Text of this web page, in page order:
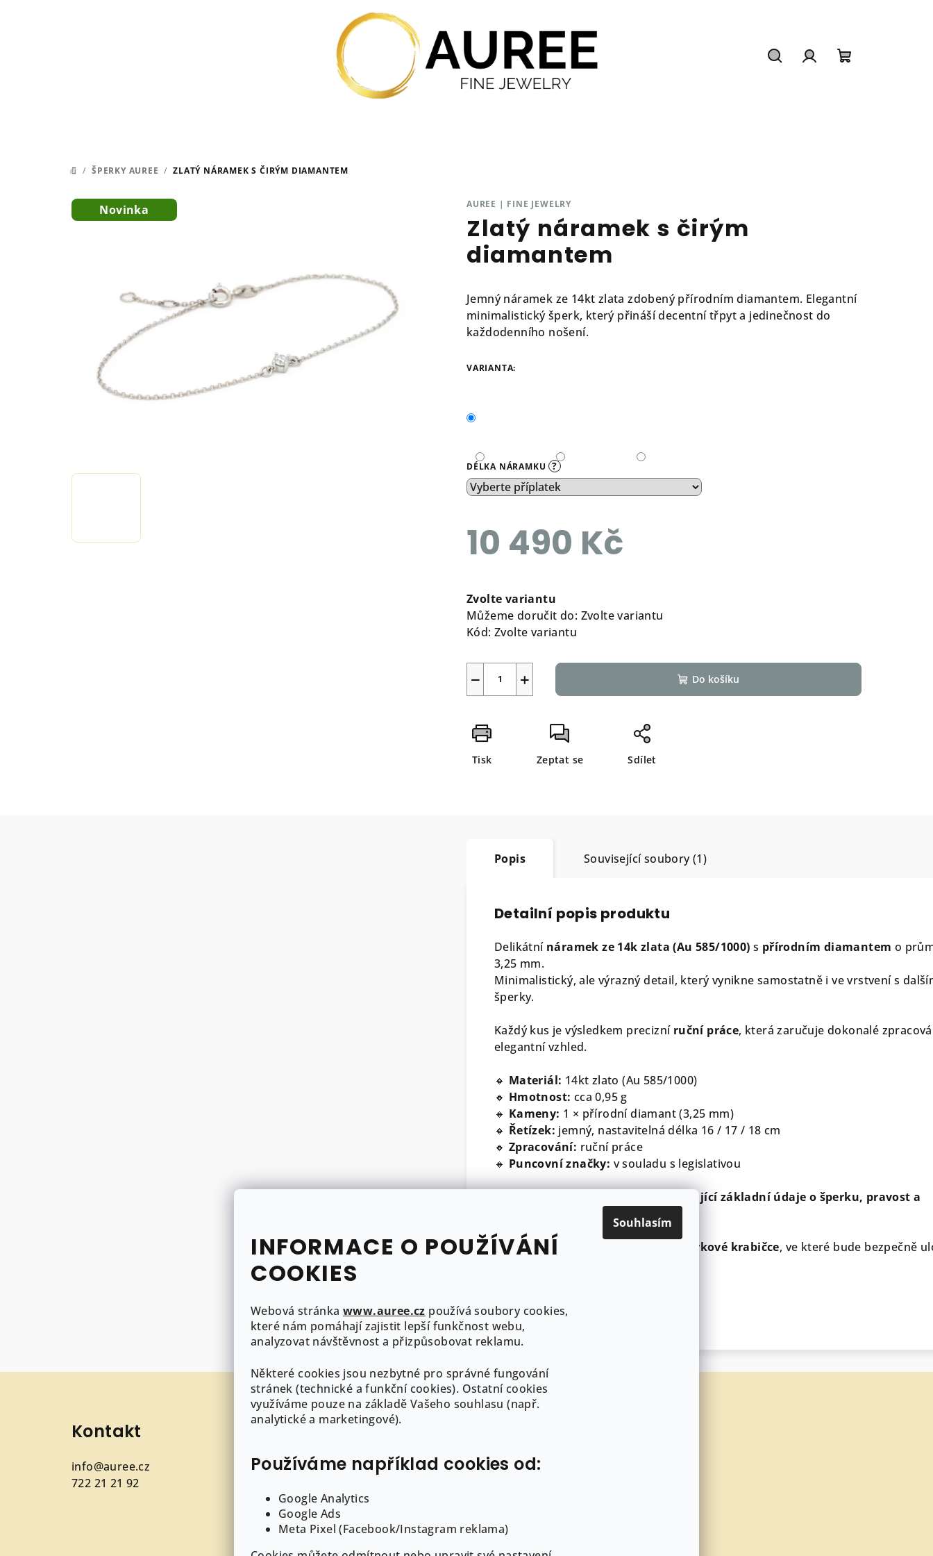
INFORMACE O POUŽÍVÁNÍ
COOKIES
Webová stránka www.auree.cz používá soubory cookies,
které nám pomáhají zajistit lepší funkčnost webu,
analyzovat návštěvnost a přizpůsobovat reklamu.
Některé cookies jsou nezbytné pro správné fungování
stránek (technické a funkční cookies). Ostatní cookies
využíváme pouze na základě Vašeho souhlasu (např.
analytické a marketingové).
Používáme například cookies od:
Google Analytics
Google Ads
Meta Pixel (Facebook/Instagram reklama)
Souhlasím
DOMŮ
/ ŠPERKY AUREE / ZLATÝ NÁRAMEK S ČIRÝM DIAMANTEM
AUREE | FINE JEWELRY
Zlatý náramek s čirým
diamantem
Jemný náramek ze 14kt zlata zdobený přírodním diamantem. Elegantní
minimalistický šperk, který přináší decentní třpyt a jedinečnost do
každodenního nošení.
VARIANTA:
DÉLKA NÁRAMKU ?
10 490 Kč
cena:
Zvolte variantu
Můžeme doručit do: Zvolte variantu
Kód: Zvolte variantu
+
− Do košíku
Tisk Zeptat se Sdílet
Novinka
Popis Související soubory (1)
Detailní popis produktu
Delikátní náramek ze 14k zlata (Au 585/1000) s přírodním diamantem o
3,25 mm.
Minimalistický, ale výrazný detail, který vynikne samostatně i ve vrstvení s
šperky.
Každý kus je výsledkem precizní ruční práce, která zaručuje dokonalé
elegantní vzhled.
🔸 Materiál: 14kt zlato (Au 585/1000)
🔸 Hmotnost: cca 0,95 g
🔸 Kameny: 1 × přírodní diamant (3,25 mm)
🔸 Řetízek: jemný, nastavitelná délka 16 / 17 / 18 cm
🔸 Zpracování: ruční práce
🔸 Puncovní značky: v souladu s legislativou
certifikát potvrzující základní údaje o šperku, pravost a
Náramek Vám dorazí v elegantní dárkové krabičce, ve které bude bezpečně
Kontakt
info@auree.cz
722 21 21 92
Informace pro Vás
O AUREE
Puncovní značení a ryzost
šperků